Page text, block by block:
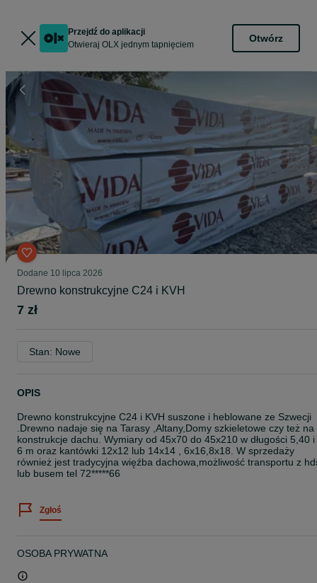
Przejdź do aplikacji
Otwieraj OLX jednym tapnięciem
Otwórz
Dodane 10 lipca 2026
Drewno konstrukcyjne C24 i KVH
7 zł
Stan: Nowe
OPIS
Drewno konstrukcyjne C24 i KVH suszone i heblowane ze Szwecji
.Drewno nadaje się na Tarasy ,Altany,Domy szkieletowe czy też na
konstrukcje dachu. Wymiary od 45x70 do 45x210 w długości 5,40 i
6 m oraz kantówki 12x12 lub 14x14 , 6x16,8x18. W sprzedaży
również jest tradycyjna więźba dachowa,możliwość transportu z
lub busem tel 72*****66
Zgłoś
OSOBA PRYWATNA